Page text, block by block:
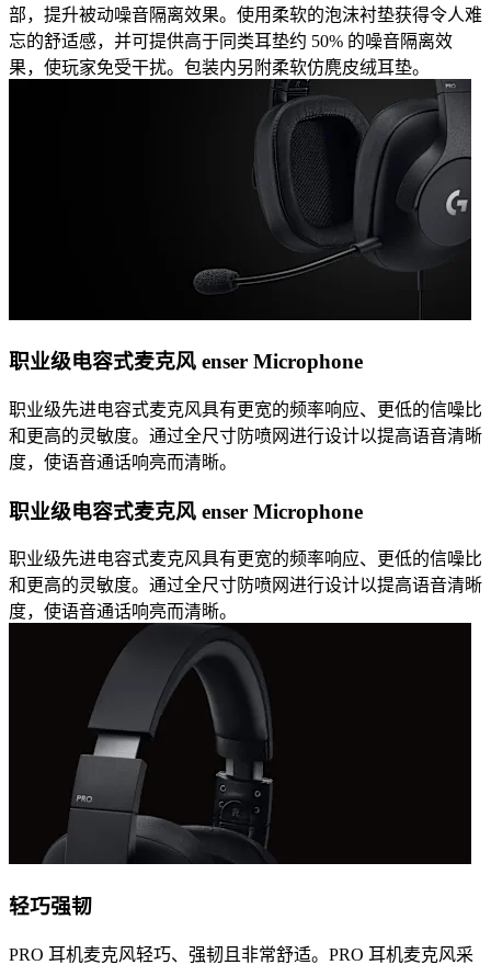
部，提升被动噪音隔离效果。使用柔软的泡沫衬垫获得令人难
忘的舒适感，并可提供高于同类耳垫约 50% 的噪音隔离效
果，使玩家免受干扰。包装内另附柔软仿麂皮绒耳垫。
职业级电容式麦克风 enser Microphone
职业级先进电容式麦克风具有更宽的频率响应、更低的信噪比
和更高的灵敏度。通过全尺寸防喷网进行设计以提高语音清晰
度，使语音通话响亮而清晰。
职业级电容式麦克风 enser Microphone
职业级先进电容式麦克风具有更宽的频率响应、更低的信噪比
和更高的灵敏度。通过全尺寸防喷网进行设计以提高语音清晰
度，使语音通话响亮而清晰。
轻巧强韧
PRO 耳机麦克风轻巧、强韧且非常舒适。PRO 耳机麦克风采